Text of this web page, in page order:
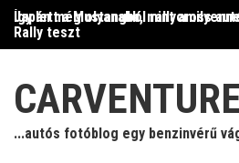
Skip
content
Így lett a Mustangból rallycross
Rally teszt
Japán még olyanabb, mint
...autós fotóblog egy benzinvérű